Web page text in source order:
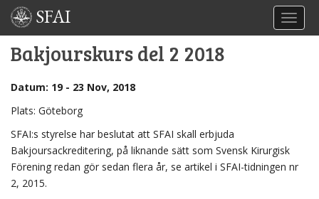
SFAI
Bakjourskurs del 2 2018
Datum: 19 - 23 Nov, 2018
Plats: Göteborg
SFAI:s styrelse har beslutat att SFAI skall erbjuda
Bakjoursackreditering, på liknande sätt som Svensk Kirurgisk
Förening redan gör sedan flera år, se artikel i SFAI-tidningen nr
2, 2015.